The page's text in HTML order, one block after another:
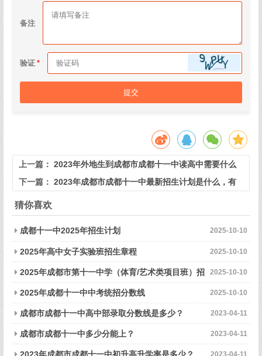
备注
验证
提交
上一篇： 2023年外地生到成都市成都十一中读高中需要什么
条件？
下一篇： 2023年成都市成都十一中最新招生计划是什么，有
何变化？
猜你喜欢
2025-10-10
成都十一中2025年招生计划
2025-10-10
2025年高中女子实验班招生章程
2025-10-10
2025年成都市第十一中学（体育/艺术类项目班）招
生章程 2025-10-10
2025年成都十一中中考统招分数线
2023-04-11
成都市成都十一中高中部录取分数线是多少？
2023-04-11
成都市成都十一中多少分能上？
2023-04-11
2023年成都市成都十一中初升高升学率是多少？